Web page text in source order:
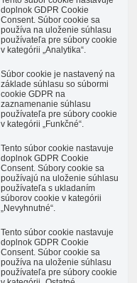
doplnok GDPR Cookie
Consent. Súbor cookie sa
používa na uloženie súhlasu
používateľa pre súbory cookie
v kategórii „Analytika“.
Súbor cookie je nastavený na
základe súhlasu so súbormi
cookie GDPR na
zaznamenanie súhlasu
používateľa pre súbory cookie
v kategórii „Funkčné“.
Tento súbor cookie nastavuje
doplnok GDPR Cookie
Consent. Súbory cookie sa
používajú na uloženie súhlasu
používateľa s ukladaním
súborov cookie v kategórii
„Nevyhnutné“.
Tento súbor cookie nastavuje
doplnok GDPR Cookie
Consent. Súbor cookie sa
používa na uloženie súhlasu
používateľa pre súbory cookie